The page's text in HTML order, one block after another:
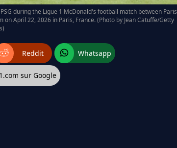
during the Ligue 1 McDonald's football match between Paris
on April 22, 2026 in Paris, France. (Photo by Jean Catuffe/Getty
Reddit Whatsapp
sur Google